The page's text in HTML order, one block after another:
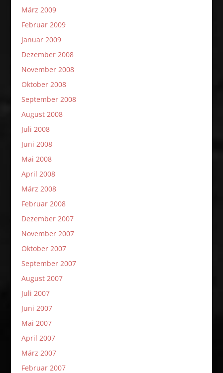
März 2009
Februar 2009
Januar 2009
Dezember 2008
November 2008
Oktober 2008
September 2008
August 2008
Juli 2008
Juni 2008
Mai 2008
April 2008
März 2008
Februar 2008
Dezember 2007
November 2007
Oktober 2007
September 2007
August 2007
Juli 2007
Juni 2007
Mai 2007
April 2007
März 2007
Februar 2007